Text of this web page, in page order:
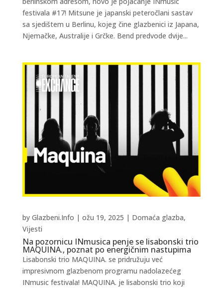
festivala #17! Mitsune je japanski peteročlani sastav
sa sjedištem u Berlinu, kojeg čine glazbenici iz Japana,
Njemačke, Australije i Grčke. Bend predvode dvije...
Na pozornicu INmusica penje se lisabonski trio
MAQUINA., poznat po energičnim nastupima
by Glazbeni.Info | ožu 19, 2025 | Domaća glazba,
Vijesti
Lisabonski trio MAQUINA. se pridružuju već
impresivnom glazbenom programu nadolazećeg
INmusic festivala! MAQUINA. je lisabonski trio koji